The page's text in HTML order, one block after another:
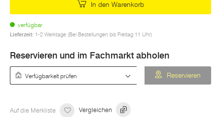
In den Warenkorb
verfügbar
Lieferzeit: 1-2 Werktage (Bei Bestellungen bis Freitag 11 Uhr)
Reservieren und im Fachmarkt abholen
Reservieren
Auf die Merkliste Vergleichen